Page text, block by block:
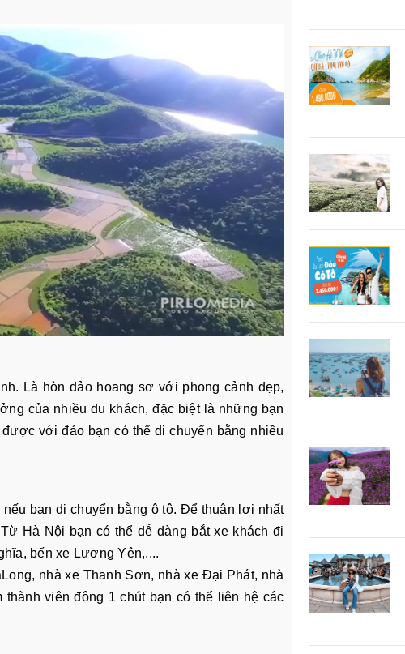
Là hòn đảo hoang sơ với phong cảnh đẹp,
của nhiều du khách, đặc biệt là những bạn
với đảo bạn có thể di chuyển bằng nhiều
bạn di chuyển bằng ô tô. Để thuận lợi nhất
Hà Nội bạn có thể dễ dàng bắt xe khách đi
bến xe Lương Yên,....
nhà xe Thanh Sơn, nhà xe Đại Phát, nhà
viên đông 1 chút bạn có thể liên hệ các